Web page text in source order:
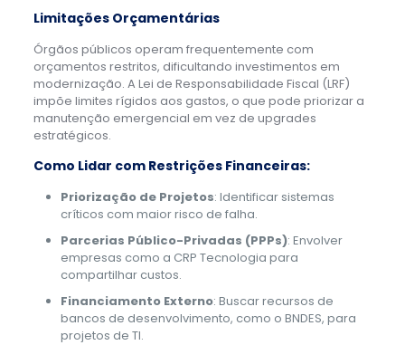
Limitações Orçamentárias
Órgãos públicos operam frequentemente com
orçamentos restritos, dificultando investimentos em
modernização. A Lei de Responsabilidade Fiscal (LRF)
impõe limites rígidos aos gastos, o que pode priorizar a
manutenção emergencial em vez de upgrades
estratégicos.
Como Lidar com Restrições Financeiras:
Priorização de Projetos: Identificar sistemas
críticos com maior risco de falha.
Parcerias Público-Privadas (PPPs): Envolver
empresas como a CRP Tecnologia para
compartilhar custos.
Financiamento Externo: Buscar recursos de
bancos de desenvolvimento, como o BNDES, para
projetos de TI.